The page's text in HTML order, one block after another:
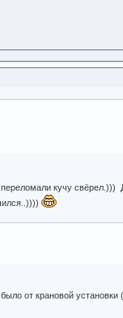
кучу свёрел.)))
от крановой